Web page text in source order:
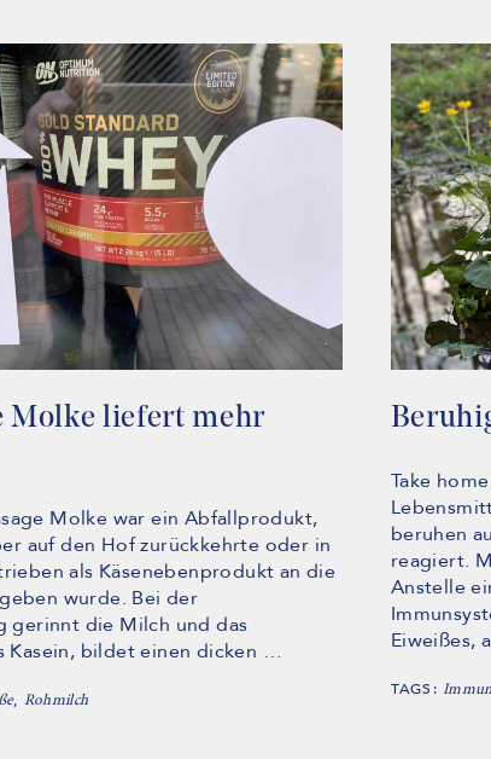
Molke liefert mehr
Molke war ein Abfallprodukt,
auf den Hof zurückkehrte oder in
als Käsenebenprodukt an die
wurde. Bei der
gerinnt die Milch und das
Kasein, bildet einen dicken …
, Rohmilch
Take
beruhen
reagiert.
Anstelle
Eiweißes,
TAGS: